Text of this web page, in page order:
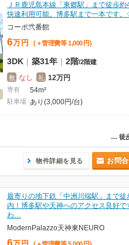
ＪＲ鹿児島本線「東郷駅」まで徒歩約
快速利用可能。博多駅まで一本です
コーポ弐番館
6万 円 (＋管理費等 1,000 円)
3DK | 築31年 | 2階/2階建
敷 なし 礼 12万円
専有 54m²
駐車場 あり(3,000円/台)
… 徒
物件詳細を見る お問
最寄りの地下鉄「中洲川端駅」まで徒
内！博多駅や天神へのアクセス良好で
わ…
ModernPalazzo天神東NEURO